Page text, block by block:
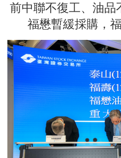
前中聯不復工、油品
福懋暫緩採購，